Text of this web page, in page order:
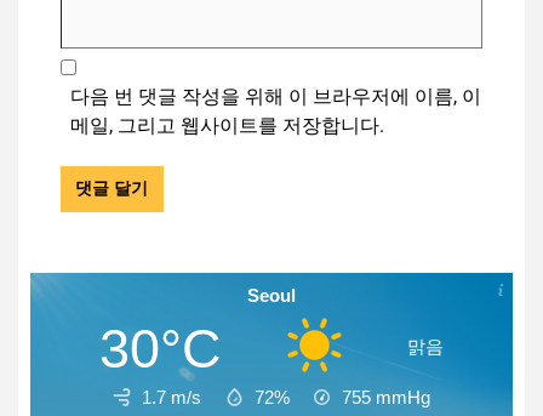
다음 번 댓글 작성을 위해 이 브라우저에 이름, 이
메일, 그리고 웹사이트를 저장합니다.
Seoul
30°C 맑음
1.7 m/s 72% 755 mmHg